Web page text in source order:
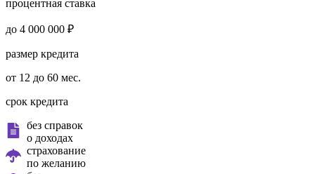
процентная ставка
до 4 000 000 ₽
размер кредита
от 12 до 60 мес.
срок кредита
без справок
о доходах
страхование
по желанию